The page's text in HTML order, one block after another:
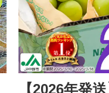
【2026年発